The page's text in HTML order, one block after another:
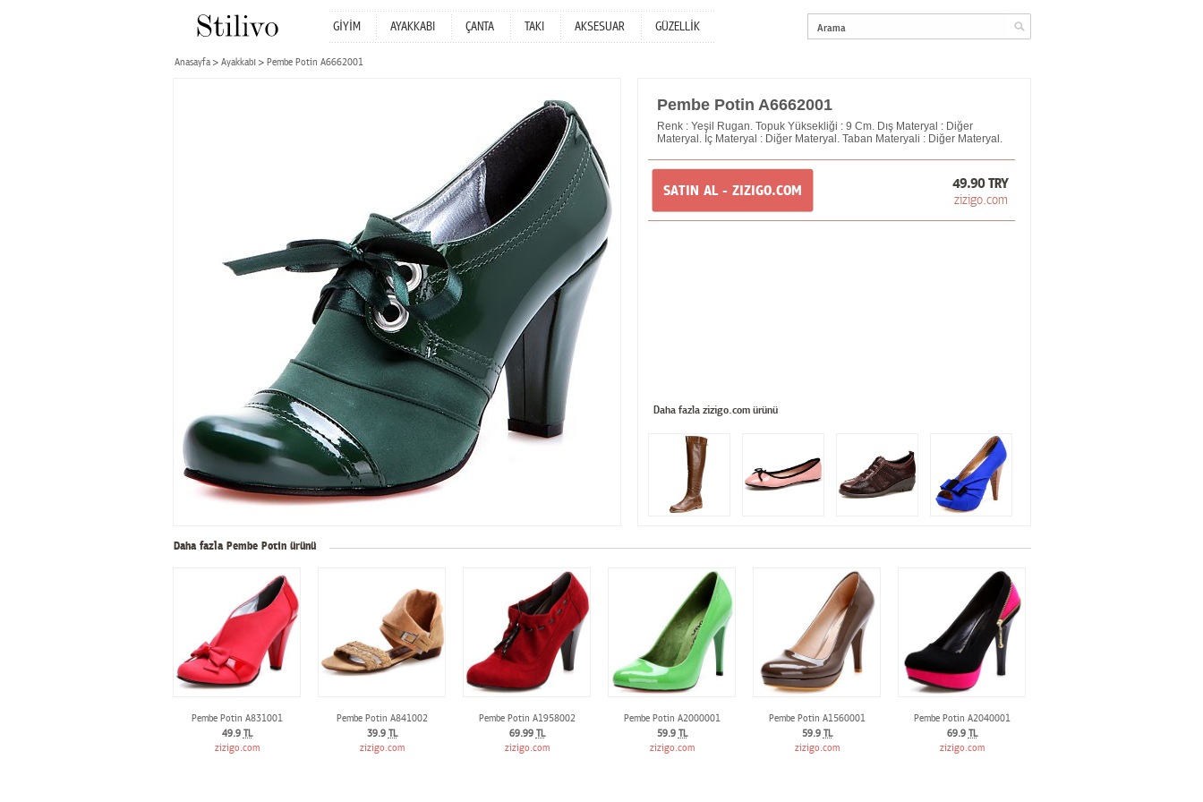
GİYİM AYAKKABI ÇANTA TAKI AKSESUAR GÜZELLİK
Anasayfa Ayakkabı Pembe Potin A6662001
Pembe Potin A6662001
Renk : Yeşil Rugan. Topuk Yüksekliği : 9 Cm. Dış Materyal : Diğer
Materyal. İç Materyal : Diğer Materyal. Taban Materyali : Diğer Materyal.
SATIN AL - ZIZIGO.COM 49.90 TRY
zizigo.com
Daha fazla zizigo.com ürünü
Daha fazla Pembe Potin ürünü
Pembe Potin A831001
49.9 TL
zizigo.com
Pembe Potin A841002
39.9 TL
zizigo.com
Pembe Potin A1958002
69.99 TL
zizigo.com
Pembe Potin A2000001
59.9 TL
zizigo.com
Pembe Potin A1560001
59.9 TL
zizigo.com
Pembe Potin A2040001
69.9 TL
zizigo.com